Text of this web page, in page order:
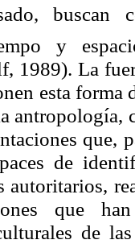
buscan
y
1989). La
esta forma
antropología,
que,
de
autoritarios,
que
de